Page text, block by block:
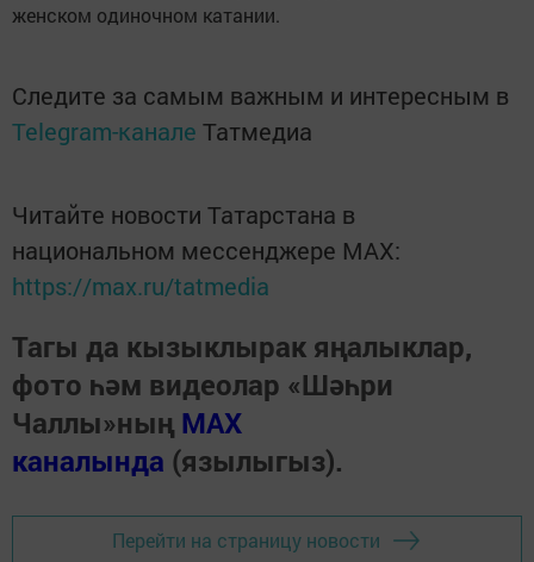
женском одиночном катании.
Следите за самым важным и интересным в
Telegram-канале Татмедиа
Читайте новости Татарстана в
национальном мессенджере MАХ:
https://max.ru/tatmedia
Тагы да кызыклырак яңалыклар,
фото һәм видеолар «Шәһри
Чаллы»ның MAX
каналында (язылыгыз).
Перейти на страницу новости